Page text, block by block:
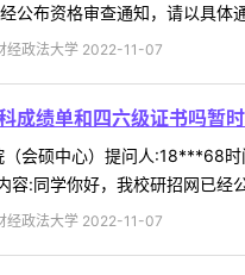
公布资格审查通知，请以具体
经政法大学 2022-11-07
成绩单和四六级证书吗暂
会硕中心）提问人:18***68
容:同学你好，我校研招网已经
经政法大学 2022-11-07